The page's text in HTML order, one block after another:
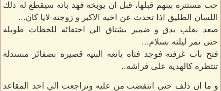
حب مستتره بينهم قبلها، قبل ان يوبخه فهد بانه سيقطع له ذلك
اللسان الطليق اذا تحدث عن اخيه الاكبر و زوجته لايا كان...
صعد بقلب يدق و ضمير يشتاق الي اختفائه للحظات طويله
حتى تمر ليلته بسلام...
فتح باب غرفته فوجد فتاه يانعه البنيه قصيرة بضفائر منسدلة
تنتظره كالهدية على فراشه..
و ما ان دلف حتى انتفضت من عليه وتراجعت الي احد المقاعد